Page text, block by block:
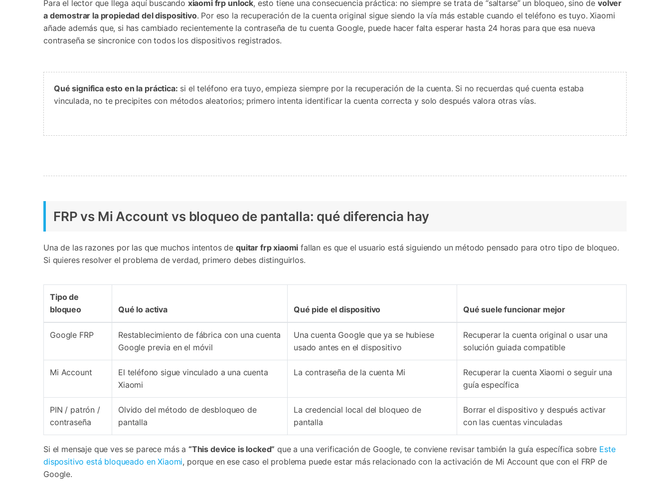
Para el lector que llega aquí buscando xiaomi frp unlock, esto tiene una consecuencia práctica: no siempre se trata de “saltarse” un bloqueo, sino devolver
a demostrar la propiedad del dispositivo. Por eso la recuperación de la cuenta original sigue siendo la vía más estable cuando el teléfono es tuyo. Xiaomi
añade además que, si has cambiado recientemente la contraseña de tu cuenta Google, puede hacer falta esperar hasta 24 horas para que esa nueva
contraseña se sincronice con todos los dispositivos registrados.
Qué significa esto en la práctica: si el teléfono era tuyo, empieza siempre por la recuperación de la cuenta. Si no recuerdas qué cuenta estaba
vinculada, no te precipites con métodos aleatorios; primero intenta identificar la cuenta correcta y solo después valora otras vías.
FRP vs Mi Account vs bloqueo de pantalla: qué diferencia hay
Una de las razones por las que muchos intentos de quitar frp xiaomi fallan es que el usuario está siguiendo un método pensado para otro tipo de bloqueo.
Si quieres resolver el problema de verdad, primero debes distinguirlos.
Tipo de
bloqueo
Qué lo activa Qué pide el dispositivo Qué suele funcionar mejor
Google FRP
Restablecimiento de fábrica con una cuenta
Google previa en el móvil
Una cuenta Google que ya se hubiese
usado antes en el dispositivo
Recuperar la cuenta original o usar una
solución guiada compatible
Mi Account
El teléfono sigue vinculado a una cuenta
Xiaomi
La contraseña de la cuenta Mi
Recuperar la cuenta Xiaomi o seguir una
guía específica
PIN / patrón /
contraseña
Olvido del método de desbloqueo de
pantalla
La credencial local del bloqueo de
pantalla
Borrar el dispositivo y después activar
con las cuentas vinculadas
Si el mensaje que ves se parece más a “This device is locked” que a una verificación de Google, te conviene revisar también la guía específica sobre Este
dispositivo está bloqueado en Xiaomi, porque en ese caso el problema puede estar más relacionado con la activación de Mi Account que con el FRP de
Google.